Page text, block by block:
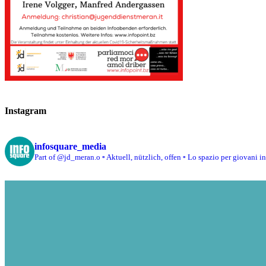
Instagram
infosquare_media
Part of @jd_meran.o ▫️ Aktuell, nützlich, offen ▫️ Lo spazio per giovani